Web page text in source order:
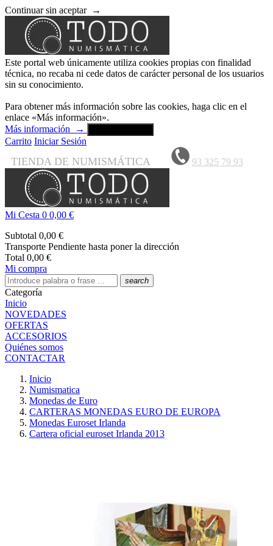
Continuar sin aceptar →
Este portal web únicamente utiliza cookies propias con finalidad
técnica, no recaba ni cede datos de carácter personal de los usuarios
sin su conocimiento.
Para obtener más información sobre las cookies, haga clic en el
enlace «Más información».
Más información
→
Carrito Iniciar Sesión
TIENDA DE NUMISMÁTICA 93 325 79 93
Mi Cesta 0 0,00 €
Subtotal 0,00 €
Transporte Pendiente hasta poner la dirección
Total 0,00 €
Mi compra
search
Categoría
Inicio
NOVEDADES
OFERTAS
ACCESORIOS
Quiénes somos
CONTACTAR
Inicio
Numismatica
Monedas de Euro
CARTERAS MONEDAS EURO DE EUROPA
Monedas Euroset Irlanda
Cartera oficial euroset Irlanda 2013